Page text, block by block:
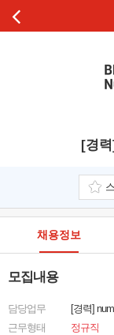
[경
채용정보
모집내용
담당업무
[경력]
근무형태
정규직